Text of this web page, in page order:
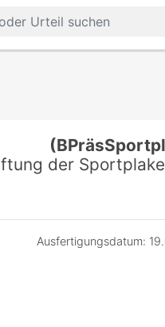
der
Ausfertigungsdatum: